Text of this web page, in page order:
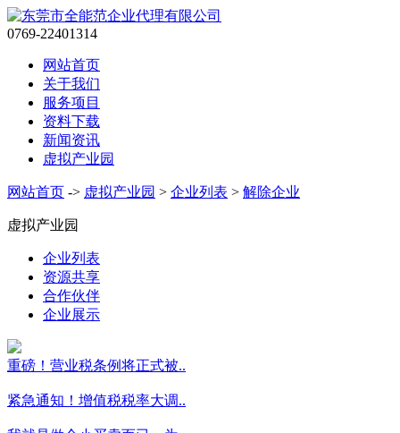
0769-22401314
网站首页
关于我们
服务项目
资料下载
新闻资讯
虚拟产业园
网站首页 -> 虚拟产业园 > 企业列表 > 解除企业
虚拟产业园
企业列表
资源共享
合作伙伴
企业展示
重磅！营业税条例将正式被..
紧急通知！增值税税率大调..